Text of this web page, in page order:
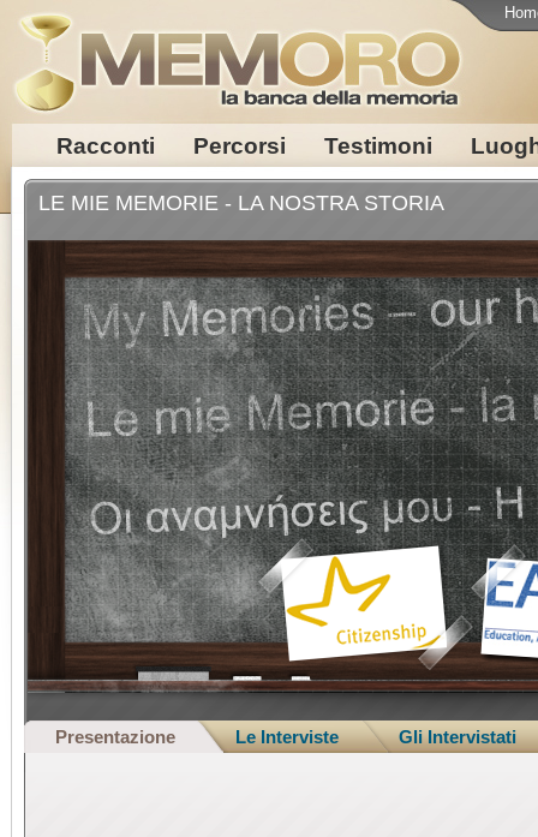
Racconti Percorsi Testimoni
LE MIE MEMORIE - LA NOSTRA STORIA
Presentazione Le Interviste Gli Intervistati